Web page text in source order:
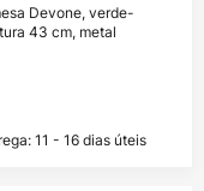
Devone, verde-
43 cm, metal
11 - 16 dias úteis